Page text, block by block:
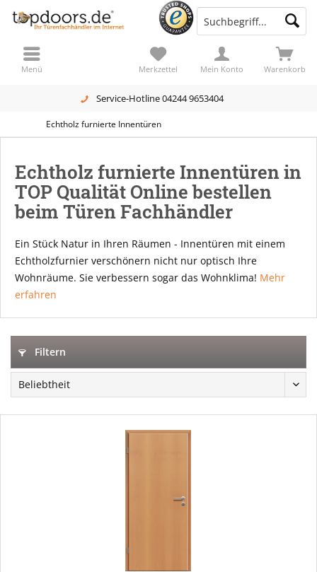
Service-Hotline 04244 9653404
Warenkorb
Merkzettel Mein Konto
Menü
Echtholz furnierte Innentüren
Echtholz furnierte Innentüren in
TOP Qualität Online bestellen
beim Türen Fachhändler
Ein Stück Natur in Ihren Räumen - Innentüren mit einem
Echtholzfurnier verschönern nicht nur optisch Ihre
Wohnräume. Sie verbessern sogar das Wohnklima! Mehr
erfahren
Filtern